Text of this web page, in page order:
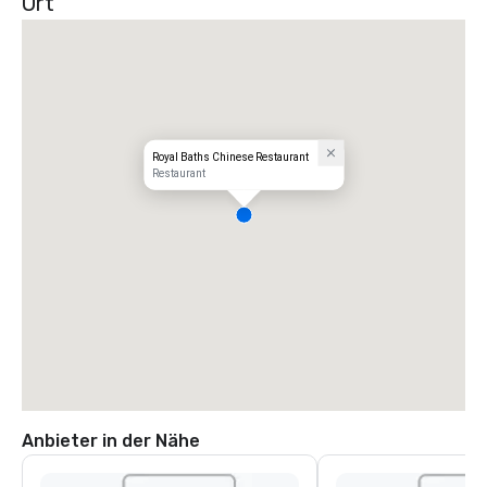
Royal Baths Chinese Restaurant
Restaurant
Anbieter in der Nähe